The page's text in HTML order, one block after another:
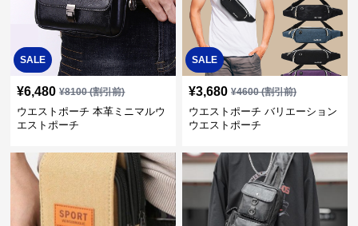
SALE
¥6,480 ¥8100(割引前)
ウエストポーチ 本革ミニマルウ
エストポーチ
SALE
¥3,680 ¥4600(割引前)
ウエストポーチ バリエーション
ウエストポーチ